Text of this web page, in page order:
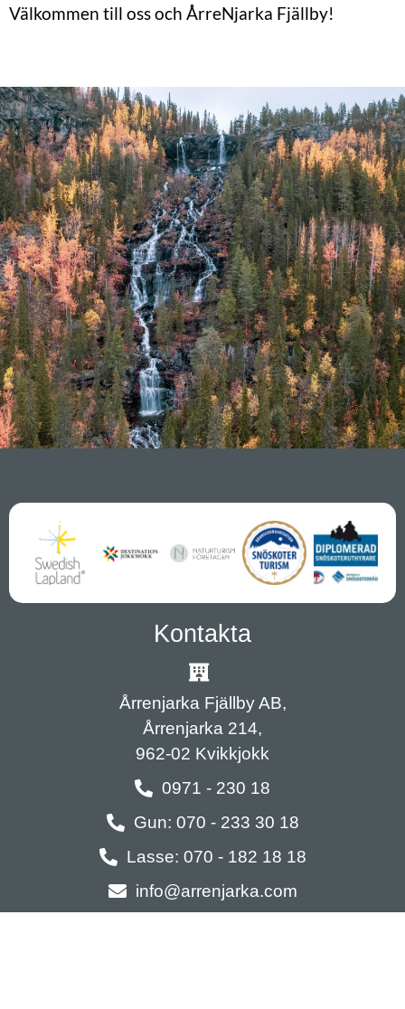
Välkommen till oss och ÅrreNjarka Fjällby!
SÄKERSTÄLL ATT DU FÅR DET BOENDE DEN
TIDSPERIOD DU ÖNSKAR BESÖKA OSS - BOKA
REDAN IDAG!
BOKA NU
Kontakta
Årrenjarka Fjällby AB,
Årrenjarka 214,
962-02 Kvikkjokk
0971 - 230 18
Gun: 070 - 233 30 18
Lasse: 070 - 182 18 18
info@arrenjarka.com